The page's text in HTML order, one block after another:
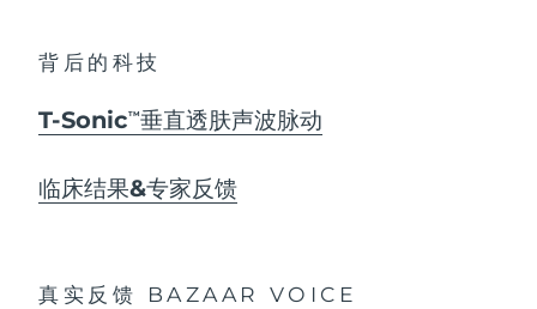
背后的科技
T-SonicTM 垂直透肤声波脉动
临床结果&专家反馈
真实反馈 BAZAAR VOICE